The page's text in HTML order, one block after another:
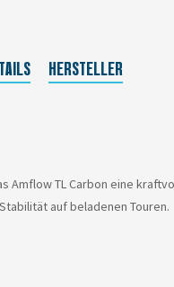
HERSTELLER
Amflow TL Carbon eine
auf beladenen Touren.